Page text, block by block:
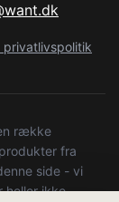
privatlivspolitik
række
fra
side - vi
heller ikke